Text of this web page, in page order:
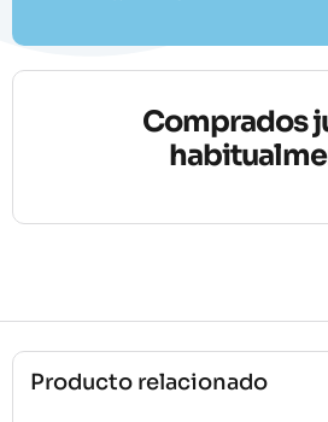
Comprados
Producto relacionado